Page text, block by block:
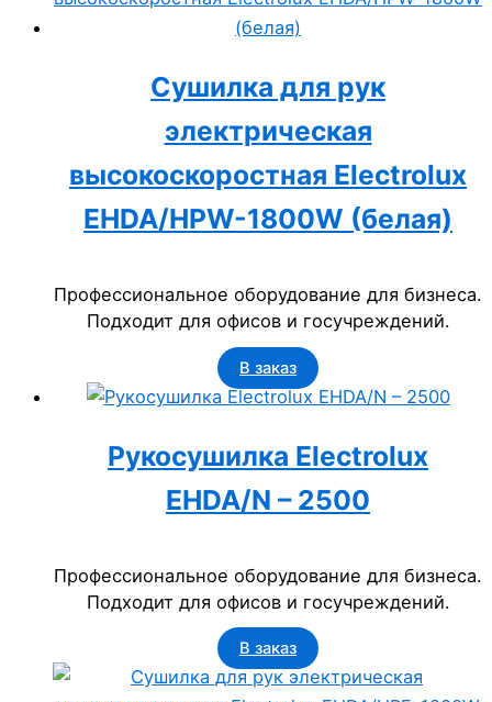
Сушилка для рук
электрическая
высокоскоростная Electrolux
EHDA/HPW-1800W (белая)
Профессиональное оборудование для бизнеса.
Подходит для офисов и госучреждений.
В заказ
Рукосушилка Electrolux
EHDA/N – 2500
Профессиональное оборудование для бизнеса.
Подходит для офисов и госучреждений.
В заказ